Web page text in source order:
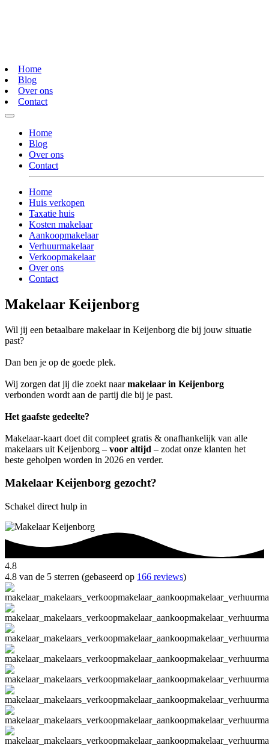
Home
Blog
Over ons
Contact
Home
Blog
Over ons
Contact
Home
Huis verkopen
Taxatie huis
Kosten makelaar
Aankoopmakelaar
Verhuurmakelaar
Verkoopmakelaar
Over ons
Contact
Makelaar Keijenborg
Wil jij een betaalbare makelaar in Keijenborg die bij jouw situatie
past?
Dan ben je op de goede plek.
Wij zorgen dat jij die zoekt naarmakelaar in Keijenborg
verbonden wordt aan de partij die bij je past.
Het gaafste gedeelte?
Makelaar-kaart doet dit compleet gratis & onafhankelijk van alle
makelaars uit Keijenborg – voor altijd – zodat onze klanten het
beste geholpen worden in 2026 en verder.
Makelaar Keijenborg gezocht?
Schakel direct hulp in
4.8
4.8 van de 5 sterren (gebaseerd op 166 reviews)